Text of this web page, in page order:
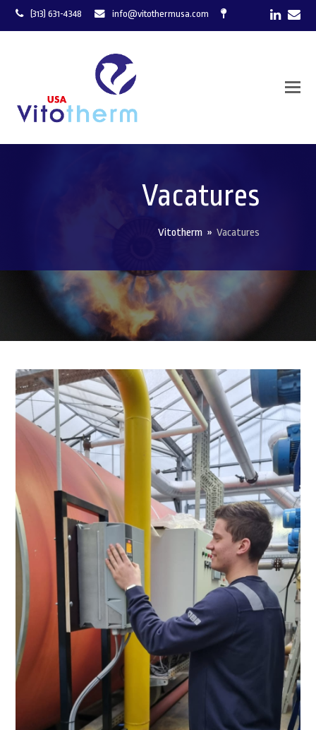
(313) 631-4348 info@vitothermusa.com
Vacatures
Vitotherm » Vacatures